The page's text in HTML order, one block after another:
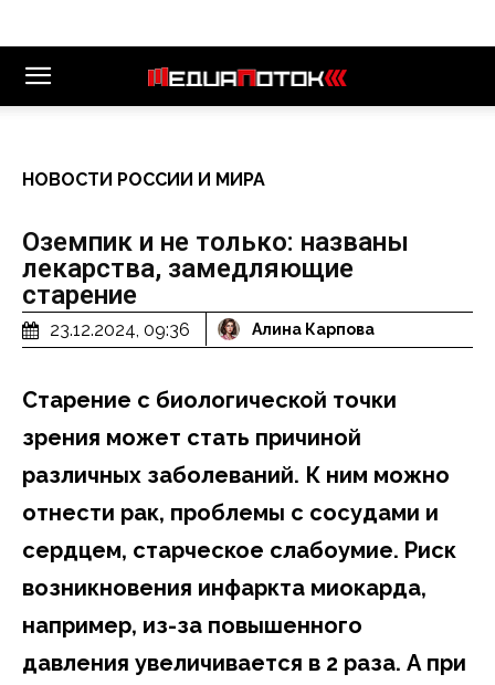
НОВОСТИ РОССИИ И МИРА
Оземпик и не только: названы
лекарства, замедляющие
старение
23.12.2024, 09:36 Алина Карпова
Старение с биологической точки
зрения может стать причиной
различных заболеваний. К ним можно
отнести рак, проблемы с сосудами и
сердцем, старческое слабоумие. Риск
возникновения инфаркта миокарда,
например, из-за повышенного
давления увеличивается в 2 раза. А при